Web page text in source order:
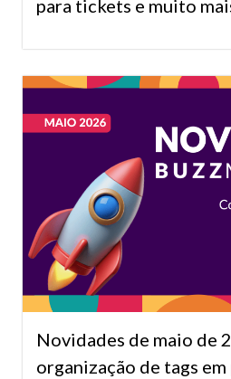
para tickets e muito
Novidades de maio de
organização de tags em